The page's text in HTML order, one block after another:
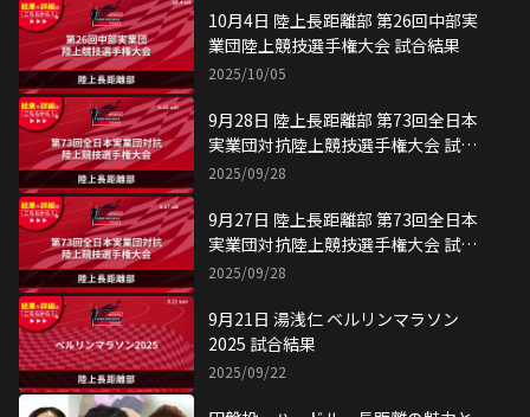
10月4日 陸上長距離部 第26回中部実
業団陸上競技選手権大会 試合結果
2025/10/05
9月28日 陸上長距離部 第73回全日本
実業団対抗陸上競技選手権大会 試合
結果
2025/09/28
9月27日 陸上長距離部 第73回全日本
実業団対抗陸上競技選手権大会 試合
結果
2025/09/28
9月21日 湯浅仁 ベルリンマラソン
2025 試合結果
2025/09/22